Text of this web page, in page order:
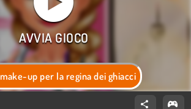
up per la regina dei ghiacci